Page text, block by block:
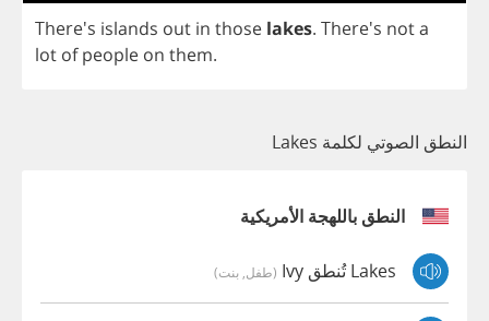
There's islands out in those lakes. There's nota
lot of people on them.
النطق الصوتي لكلمة Lakes
النطق باللهجة الأمريكية
Lakes تُنطق Ivy (طفل, بنت)